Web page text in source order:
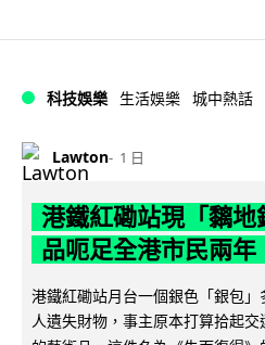
科技娛樂 生活娛樂 城中熱話
Lawton 1 日
港鐵紅磡站現「黐
品呃足全港市民兩年
港鐵紅磡站月台一個銀色「銀包
人遺失財物，事主原本打算拾起